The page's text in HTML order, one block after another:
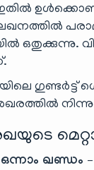
ഗുണ്ടർട്ട്
ഒന്നാം